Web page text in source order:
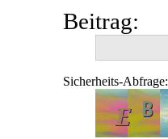
Beitrag:
Sicherheits-Abfrage: